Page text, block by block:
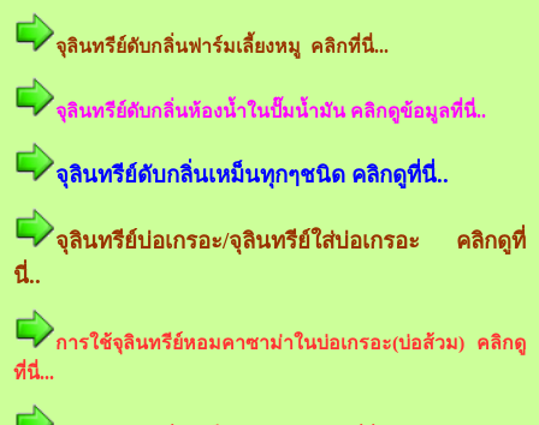
จุลินทรีย์ดับกลิ่นฟาร์มเลี้ยงหมู คลิกที่นี่...
จุลินทรีย์ดับกลิ่นห้องน้ำในปั๊มน้ำมัน คลิกดูข้อมูลที่นี่..
จุลินทรีย์ดับกลิ่นเหม็นทุกๆชนิด คลิกดูที่นี่..
จุลินทรีย์บ่อเกรอะ/จุลินทรีย์ใส่บ่อเกรอะ คลิกดูที่
นี่..
การใช้จุลินทรีย์หอมคาซาม่าในบ่อเกรอะ(บ่อส้วม) คลิกดู
ที่นี่...